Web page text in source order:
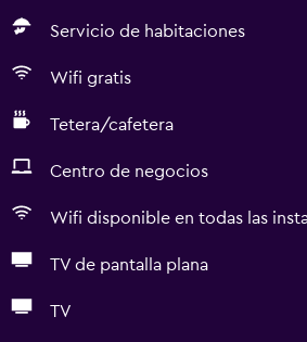
Servicio de habitaciones
Wifi gratis
Tetera/cafetera
Centro de negocios
Wifi disponible en todas las
TV de pantalla plana
TV